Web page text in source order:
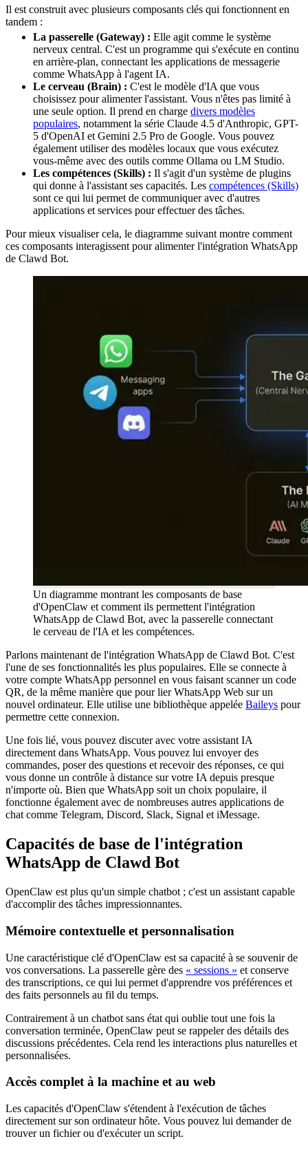
Il est construit avec plusieurs composants clés qui fonctionnent en
tandem :
La passerelle (Gateway) : Elle agit comme le système
nerveux central. C'est un programme qui s'exécute en continu
en arrière-plan, connectant les applications de messagerie
comme WhatsApp à l'agent IA.
Le cerveau (Brain) : C'est le modèle d'IA que vous
choisissez pour alimenter l'assistant. Vous n'êtes pas limité à
une seule option. Il prend en charge divers modèles
populaires, notamment la série Claude 4.5 d'Anthropic, GPT-
5 d'OpenAI et Gemini 2.5 Pro de Google. Vous pouvez
également utiliser des modèles locaux que vous exécutez
vous-même avec des outils comme Ollama ou LM Studio.
Les compétences (Skills) : Il s'agit d'un système de plugins
qui donne à l'assistant ses capacités. Les compétences (Skills)
sont ce qui lui permet de communiquer avec d'autres
applications et services pour effectuer des tâches.
Pour mieux visualiser cela, le diagramme suivant montre comment
ces composants interagissent pour alimenter l'intégration WhatsApp
de Clawd Bot.
Un diagramme montrant les composants de base
d'OpenClaw et comment ils permettent l'intégration
WhatsApp de Clawd Bot, avec la passerelle connectant
le cerveau de l'IA et les compétences.
Parlons maintenant de l'intégration WhatsApp de Clawd Bot. C'est
l'une de ses fonctionnalités les plus populaires. Elle se connecte à
votre compte WhatsApp personnel en vous faisant scanner un code
QR, de la même manière que pour lier WhatsApp Web sur un
nouvel ordinateur. Elle utilise une bibliothèque appelée Baileys pour
permettre cette connexion.
Une fois lié, vous pouvez discuter avec votre assistant IA
directement dans WhatsApp. Vous pouvez lui envoyer des
commandes, poser des questions et recevoir des réponses, ce qui
vous donne un contrôle à distance sur votre IA depuis presque
n'importe où. Bien que WhatsApp soit un choix populaire, il
fonctionne également avec de nombreuses autres applications de
chat comme Telegram, Discord, Slack, Signal et iMessage.
Capacités de base de l'intégration
WhatsApp de Clawd Bot
OpenClaw est plus qu'un simple chatbot ; c'est un assistant capable
d'accomplir des tâches impressionnantes.
Mémoire contextuelle et personnalisation
Une caractéristique clé d'OpenClaw est sa capacité à se souvenir de
vos conversations. La passerelle gère des « sessions » et conserve
des transcriptions, ce qui lui permet d'apprendre vos préférences et
des faits personnels au fil du temps.
Contrairement à un chatbot sans état qui oublie tout une fois la
conversation terminée, OpenClaw peut se rappeler des détails des
discussions précédentes. Cela rend les interactions plus naturelles et
personnalisées.
Accès complet à la machine et au web
Les capacités d'OpenClaw s'étendent à l'exécution de tâches
directement sur son ordinateur hôte. Vous pouvez lui demander de
trouver un fichier ou d'exécuter un script.